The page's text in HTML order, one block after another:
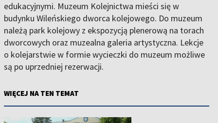
edukacyjnymi. Muzeum Kolejnictwa mieści się w
budynku Wileńskiego dworca kolejowego. Do muzeum
należą park kolejowy z ekspozycją plenerową na torach
dworcowych oraz muzealna galeria artystyczna. Lekcje
o kolejarstwie w formie wycieczki do muzeum możliwe
są po uprzedniej rezerwacji.
WIĘCEJ NA TEN TEMAT